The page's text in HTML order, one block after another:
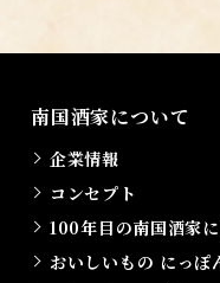
南国酒家について
企業情報
コンセプト
100年目の南国酒家
おいしいもの にっぽ